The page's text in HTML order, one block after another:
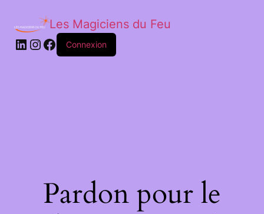
Les Magiciens du Feu
LinkedIn
Instagram
Facebook
Connexion
Pardon pour le